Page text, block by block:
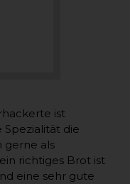
ist
Spezialität die
gerne als
richtiges Brot ist
eine sehr gute